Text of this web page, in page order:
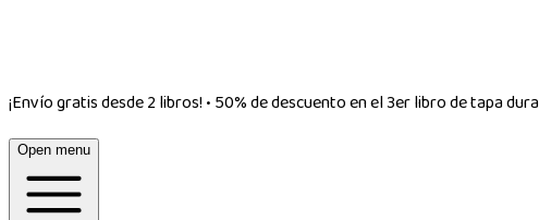
¡Envío gratis desde 2 libros!•50% de descuento en el 3er libro de tapa dura
Open menu